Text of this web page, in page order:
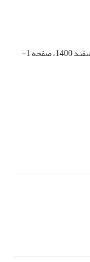
دوره 3، شماره 1 - شماره پیاپی 3، اسفند 1400، صفحه 1-